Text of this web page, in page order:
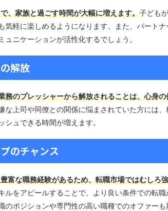
、家族と過ごす時間が大幅に増えます。子ども
気軽に楽しめるようになります。また、パート
ュニケーションが活性化するでしょう。
解放
務のプレッシャーから解放されることは、心身
な上司や同僚との関係に悩まされていた方には
シュできる時間が増えます。
のチャンス
富な職務経験があるため、転職市場ではむしろ
ルをアピールすることで、より良い条件での転
のポジションや専門性の高い職種でのオファーも